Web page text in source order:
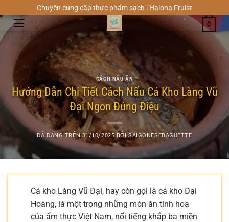
đến
nội
dung
Chuyên cung cấp thực phẩm sạch | Halona Fruist
0
CÁCH NẤU ĂN
Hướng Dẫn Chi Tiết Cách Nấu Cá Kho Làng Vũ
Đại Ngon Đúng Điệu
ĐÃ ĐĂNG TRÊN 31/10/2025 BỞISAIGONESEBAGUETTE
Cá kho Làng Vũ Đại, hay còn gọi là cá kho Đại
Hoàng, là một trong những món ăn tinh hoa
của ẩm thực Việt Nam, nổi tiếng khắp ba miền